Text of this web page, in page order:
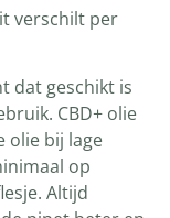
verschilt per
dat geschikt is
CBD+ olie
olie bij lage
op
Altijd